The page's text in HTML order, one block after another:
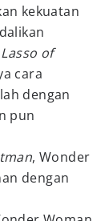
kekuatan
Lasso of
cara
dengan
pun
, Wonder
dengan